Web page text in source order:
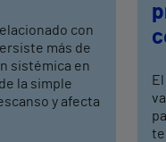
con
más de
sistémica en
la simple
y afecta